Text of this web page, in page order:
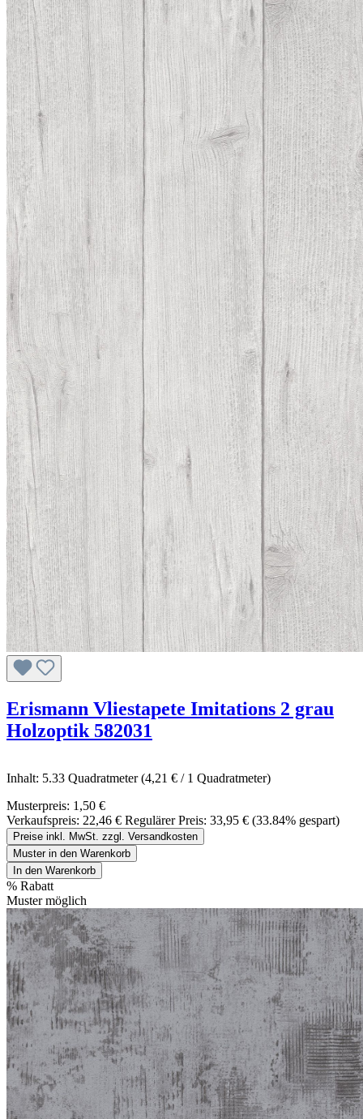
Erismann Vliestapete Imitations 2 grau
Holzoptik 582031
Inhalt: 5.33 Quadratmeter(4,21 € / 1 Quadratmeter)
Musterpreis: 1,50 €
Verkaufspreis: 22,46 € Regulärer Preis: 33,95 € (33.84% gespart)
Preise inkl. MwSt. zzgl. Versandkosten
Muster in den Warenkorb
In den Warenkorb
% Rabatt
Muster möglich